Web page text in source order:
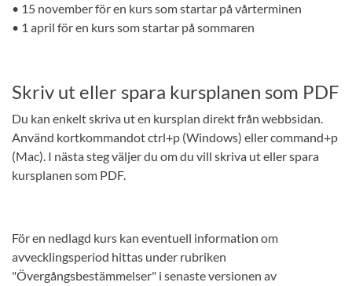
• 15 november för en kurs som startar på vårterminen
• 1 april för en kurs som startar på sommaren
Skriv ut eller spara kursplanen som PDF
Du kan enkelt skriva ut en kursplan direkt från webbsidan.
Använd kortkommandot ctrl+p (Windows) eller command+p
(Mac). I nästa steg väljer du om du vill skriva ut eller spara
kursplanen som PDF.
För en nedlagd kurs kan eventuell information om
avvecklingsperiod hittas under rubriken
"Övergångsbestämmelser" i senaste versionen av